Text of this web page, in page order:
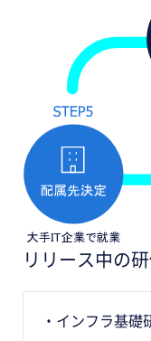
リリース中の
インフラ基礎